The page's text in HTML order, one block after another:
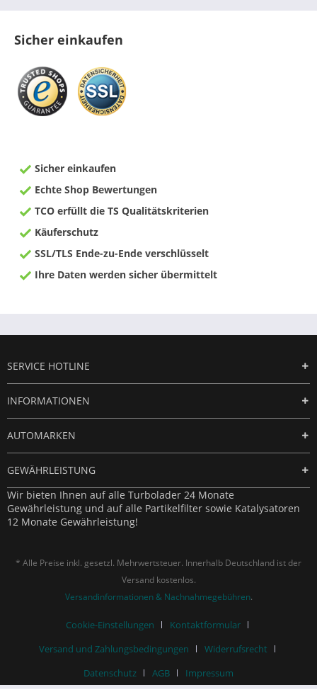
Sicher einkaufen
Sicher einkaufen
Echte Shop Bewertungen
TCO erfüllt die TS Qualitätskriterien
Käuferschutz
SSL/TLS Ende-zu-Ende verschlüsselt
Ihre Daten werden sicher übermittelt
SERVICE HOTLINE
INFORMATIONEN
AUTOMARKEN
GEWÄHRLEISTUNG
Wir bieten Ihnen auf alle Turbolader 24 Monate
Gewährleistung und auf alle Partikelfilter sowie Katalysatoren
12 Monate Gewährleistung!
* Alle Preise inkl. gesetzl. Mehrwertsteuer. Innerhalb Deutschland ist der
Versand kostenlos.
Versandinformationen & Nachnahmegebühren.
Cookie-Einstellungen
Kontaktformular
Versand und Zahlungsbedingungen
Widerrufsrecht
Datenschutz
AGB Impressum